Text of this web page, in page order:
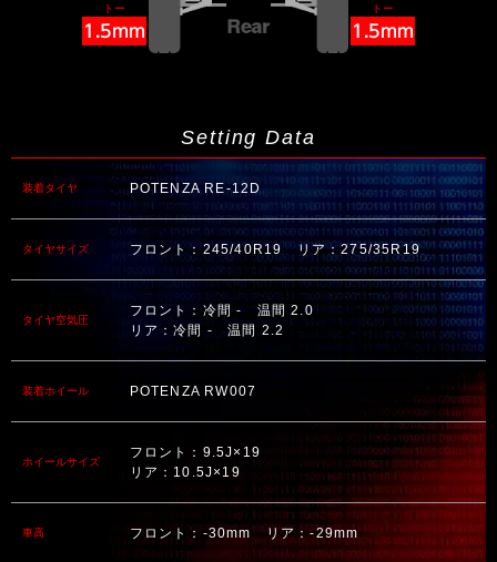
トー
1.5mm
トー
1.5mm
Setting Data
装着タイヤ POTENZA RE-12D
タイヤサイズ フロント：245/40R19 リア：275/35R19
タイヤ空気圧
フロント：冷間 - 温間 2.0
リア：冷間 - 温間 2.2
装着ホイール POTENZA RW007
ホイールサイズ
フロント：9.5J×19
リア：10.5J×19
車高 フロント：-30mm リア：-29mm